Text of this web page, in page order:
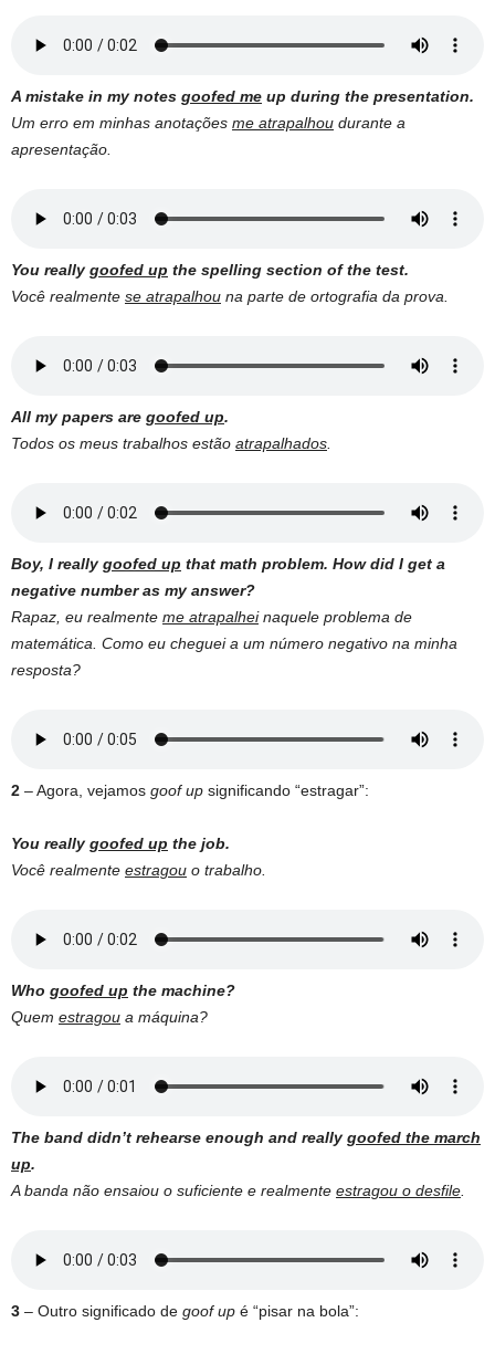
A mistake in my notes goofed me up during the presentation.
Um erro em minhas anotações me atrapalhou durante a
apresentação.
You really goofed up the spelling section of the test.
Você realmente se atrapalhou na parte de ortografia da prova.
All my papers are goofed up.
Todos os meus trabalhos estão atrapalhados
Boy, I really goofed up that math problem. How did I get a
negative number as my answer?
Rapaz, eu realmente me atrapalheinaquele problema de
matemática. Como eu cheguei a um número negativo na minha
resposta?
2 – Agora, vejamos goof up significando “estragar”:
You really goofed up the job.
Você realmente estragou o trabalho.
Who goofed up the machine?
Quem estragou a máquina?
The band didn’t rehearse enough and really goofed the march
up.
A banda não ensaiou o suficiente e realmente estragou o desfile
3 – Outro significado de goof up é “pisar na bola”: